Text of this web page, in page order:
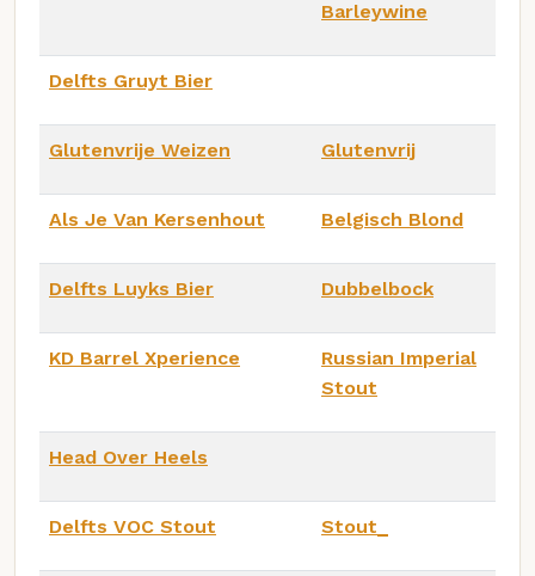
Barleywine
Delfts Gruyt Bier
Glutenvrije Weizen Glutenvrij
Als Je Van Kersenhout Belgisch Blond
Delfts Luyks Bier Dubbelbock
KD Barrel Xperience
Russian Imperial
Stout
Head Over Heels
Delfts VOC Stout Stout_